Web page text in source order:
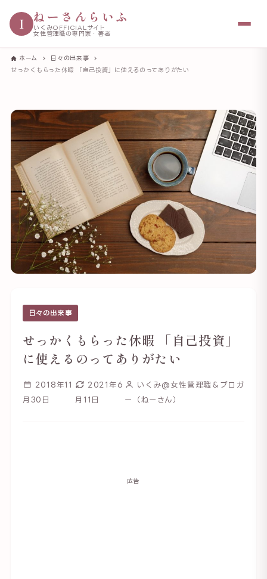
I ねーさんらいふ
いくみOFFICIALサイト
女性管理職の専門家・著者
ホーム
日々の出来事
せっかくもらった休暇 「自己投資」に使えるのってありがたい
日々の出来事
せっかくもらった休暇 「自己投資」
に使えるのってありがたい
2018年11
月30日
2021年6
月11日
いくみ@女性管理職＆ブロガ
ー（ねーさん）
広告